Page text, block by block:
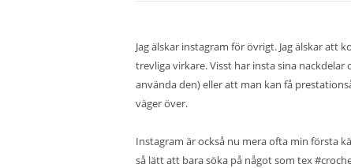
Jag älskar instagram för övrigt. Jag älskar
trevliga virkare. Visst har insta sina
använda den) eller att man kan få
väger över.
Instagram är också nu mera ofta min första
så lätt att bara söka på något som tex